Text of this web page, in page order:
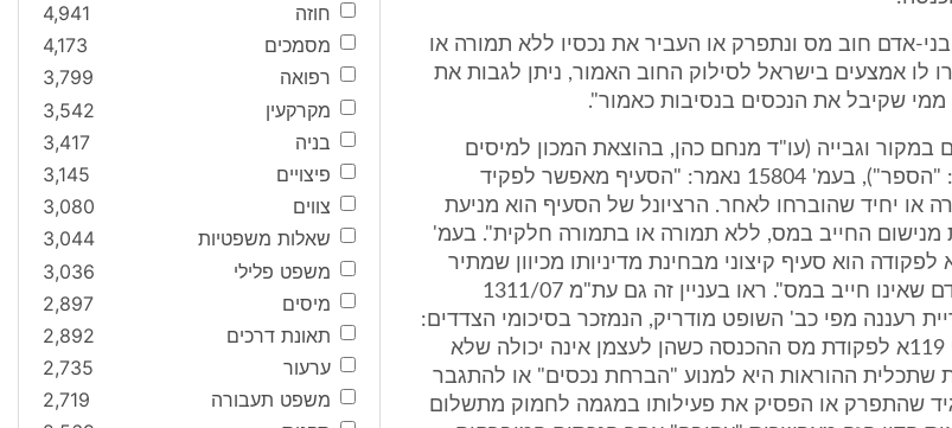
לחבר-בני-אדם חוב מס ונתפרק או העביר את נכסיו ללא תמורה או
לו אמצעים בישראל לסילוק החוב האמור, ניתן לגבות את
שקיבל את הנכסים בנסיבות כאמור".
במקור וגבייה (עו"ד מנחם כהן, בהוצאת המכון למיסים
ולייעוץ כלכלי בע"מ להלן : "הספר"), בעמ' 15804 נאמר: "הסעיף מאפשר לפקיד
או יחיד שהוברחו לאחר. הרציונל של הסעיף הוא מניעת
מנישום החייב במס, ללא תמורה או בתמורה חלקית". בעמ'
נאמר: "סעיף 119א לפקודה הוא סעיף קיצוני מבחינת מדיניותו מכיוון שמתיר
פגיעה בזכות הקניין של אדם שאינו חייב במס". ראו בעניין זה גם עת"מ 1311/07
רעננה מפי כב' השופט מודריק, הנמזכר בסיכומי הצדדים:
"התבוננות בהוראות סעיף 119א לפקודת מס ההכנסה כשהן לעצמן אינה יכולה שלא
שתכלית ההוראות היא למנוע "הברחת נכסים" או להתגבר
שהתפרק או הפסיק את פעילותו במגמה לחמוק מתשלום
חוזה
4,941
מסמכים
4,173
רפואה
3,799
מקרקעין
3,542
בניה
3,417
פיצויים
3,145
צווים
3,080
שאלות משפטיות
3,044
משפט פלילי
3,036
מיסים
2,897
תאונת דרכים
2,892
ערעור
2,735
משפט תעבורה
2,719